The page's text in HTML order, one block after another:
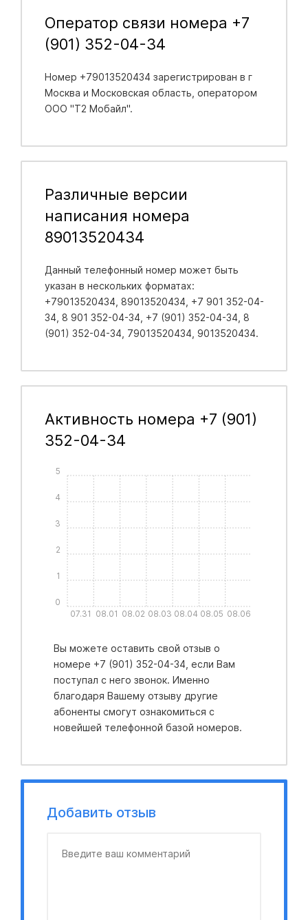
Оператор связи номера +7
(901) 352-04-34
Номер +79013520434 зарегистрирован в г
Москва и Московская область , оператором
ООО "Т2 Мобайл".
Различные версии
написания номера
89013520434
Данный телефонный номер может быть
указан в нескольких форматах:
+79013520434, 89013520434, +7 901 352-04-
34, 8 901 352-04-34, +7 (901) 352-04-34, 8
(901) 352-04-34, 79013520434, 9013520434.
Активность номера +7 (901)
352-04-34
07.31 08.01 08.02 08.03 08.04 08.05 08.06
0
1
2
3
4
5
Вы можете оставить свой отзыв о
номере +7 (901) 352-04-34, если Вам
поступал с него звонок. Именно
благодаря Вашему отзыву другие
абоненты смогут ознакомиться с
новейшей телефонной базой номеров.
Добавить отзыв